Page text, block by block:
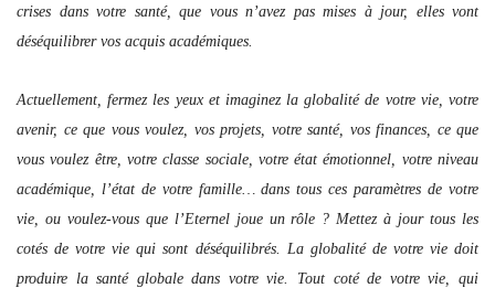
crises dans votre santé, que vous n’avez pas mises à jour, elles vont
déséquilibrer vos acquis académiques.
Actuellement, fermez les yeux et imaginez la globalité de votre vie, votre
avenir, ce que vous voulez, vos projets, votre santé, vos finances, ce que
vous voulez être, votre classe sociale, votre état émotionnel, votre niveau
académique, l’état de votre famille… dans tous ces paramètres de votre
vie, ou voulez-vous que l’Eternel joue un rôle ? Mettez à jour tous les
cotés de votre vie qui sont déséquilibrés. La globalité de votre vie doit
produire la santé globale dans votre vie. Tout coté de votre vie, qui